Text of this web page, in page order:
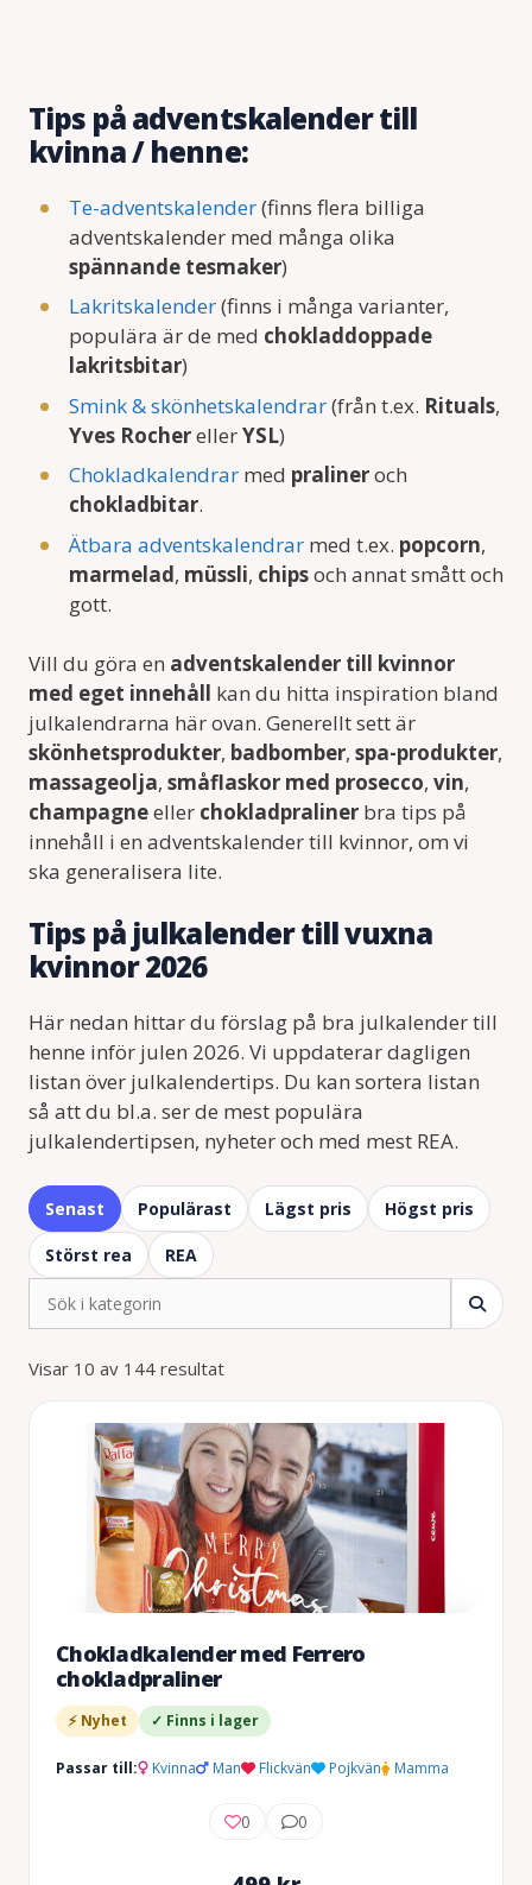
Tips på adventskalender till
kvinna / henne:
Te-adventskalender(finns flera billiga
adventskalender med många olika
spännande tesmaker)
Lakritskalender(finns i många varianter,
populära är de med chokladdoppade
lakritsbitar)
Smink & skönhetskalendrar(från t.ex. Rituals,
Yves RocherellerYSL)
Chokladkalendrarmed pralineroch
chokladbitar.
Ätbara adventskalendrarmed t.ex. popcorn,
marmelad, müssli, chipsoch annat smått och
gott.
Vill du göra en adventskalender till kvinnor
med eget innehåll kan du hitta inspiration bland
julkalendrarna här ovan. Generellt sett är
skönhetsprodukter, badbomber, spa-produkter,
massageolja, småflaskor med prosecco, vin,
champagneeller chokladpraliner bra tips på
innehåll i en adventskalender till kvinnor, om vi
ska generalisera lite.
Tips på julkalender till vuxna
kvinnor 2026
Här nedan hittar du förslag på bra julkalender till
henne inför julen 2026. Vi uppdaterar dagligen
listan över julkalendertips. Du kan sortera listan
så att du bl.a. ser de mest populära
julkalendertipsen, nyheter och med mest REA.
Senast Populärast Lägst pris Högst pris
Störst rea REA
Visar 10 av 144 resultat
Chokladkalender med Ferrero
chokladpraliner
⚡ Nyhet ✓ Finns i lager
Passar till: Kvinna Man Flickvän Pojkvän Mamma
0 0